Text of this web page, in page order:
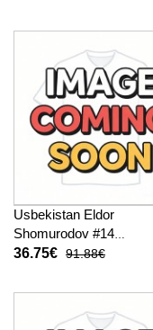
Usbekistan Eldor
Shomurodov #14
Fußballbekleidung
kurze hosen)
36.75€ 91.88€